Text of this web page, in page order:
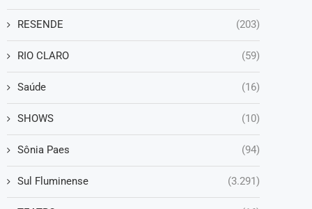
RESENDE (203)
RIO CLARO (59)
Saúde (16)
SHOWS (10)
Sônia Paes (94)
Sul Fluminense (3.291)